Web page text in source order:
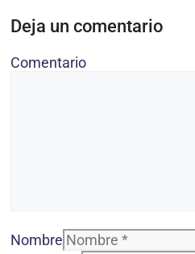
Deja un comentario
Comentario
Nombre